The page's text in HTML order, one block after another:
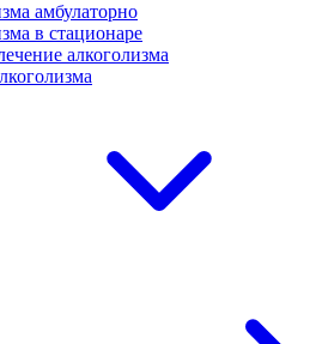
амбулаторно
в стационаре
алкоголизма